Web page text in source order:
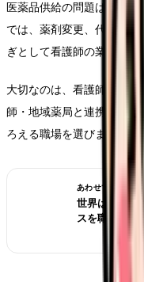
医薬品供給の問題は、国
では、薬剤変更、代替薬
ぎとして看護師の業務に入
大切なのは、看護師が一
師・地域薬局と連携し、変
ろえる職場を選びましょう
あわせて読みたい
世界は病院か
スを職場選び